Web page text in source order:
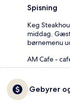
Spisning
Keg
middag.
børnemenu
AM Cafe -
Gebyrer